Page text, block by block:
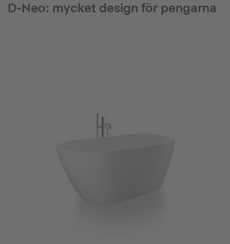
D-Neo: mycket design för pengarna